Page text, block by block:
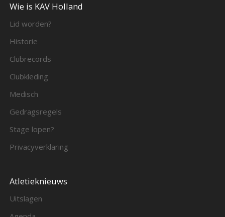
Wie is KAV Holland
Lid worden?
Historie
Clubrecords
Clubkleding
Medisch
Gedragsregels
Stage lopen?
Privacyverklaring
Atletieknieuws
Uitslagen